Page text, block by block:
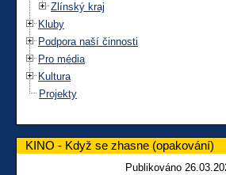
Zlínský kraj
Kluby
Podpora naší činnosti
Pro média
Kultura
Projekty
KINO - Když se zhasne (opakování)
Publikováno